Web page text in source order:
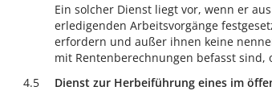
Ein solcher Dienst liegt vor, wenn er
erledigenden Arbeitsvorgänge
erfordern und außer ihnen keine
mit Rentenberechnungen befasst
4.5
Dienst zur Herbeiführung eines im